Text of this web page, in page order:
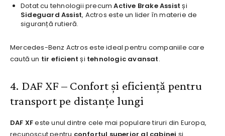
Dotat cu tehnologii precumActive Brake Assist și
Sideguard Assist, Actros este un lider în materie de
siguranță rutieră.
Mercedes-Benz Actros este ideal pentru companiile care
caută un tir eficient și tehnologic avansat.
4. DAF XF – Confort și eficiență pentru
transport pe distanțe lungi
DAF XFeste unul dintre cele mai populare tiruri din Europa,
recunoscut pentru confortul superior al cabinei și